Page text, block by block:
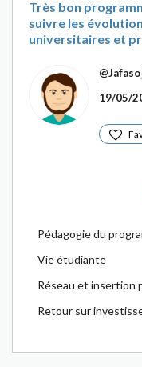
Très bon
suivre les
universitaires et
19/05/
Pédagogie du
Vie étudiante
Réseau et insertion
Retour sur